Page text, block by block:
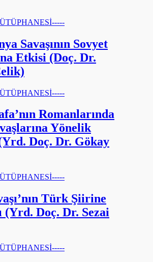
Savaşının Sovyet
Etkisi (Doç. Dr.
Romanlarında
Yönelik
Doç. Dr. Gökay
Türk Şiirine
(Yrd. Doç. Dr. Sezai